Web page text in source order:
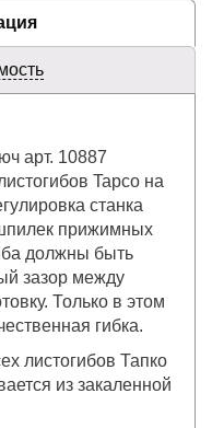
арт. 10887
Tapco на
станка
прижимных
должны быть
зазор между
Только в этом
гибка.
листогибов Тапко
из закаленной